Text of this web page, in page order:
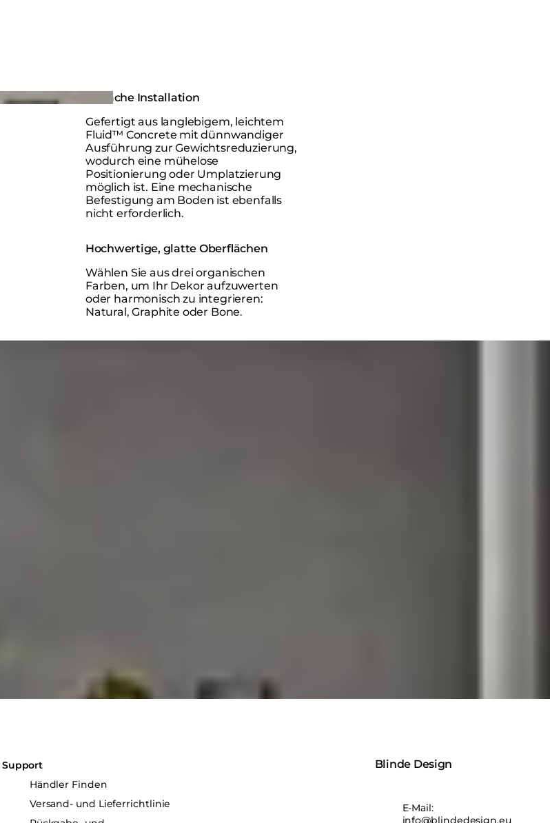
Einfache Installation
Gefertigt aus langlebigem, leichtem
Fluid™ Concrete mit dünnwandiger
Ausführung zur Gewichtsreduzierung,
wodurch eine mühelose
Positionierung oder Umplatzierung
möglich ist. Eine mechanische
Befestigung am Boden ist ebenfalls
nicht erforderlich.
Hochwertige, glatte Oberflächen
Wählen Sie aus drei organischen
Farben, um Ihr Dekor aufzuwerten
oder harmonisch zu integrieren:
Natural, Graphite oder Bone.
Support
Händler Finden
Versand- und Lieferrichtlinie
Blinde Design
E-Mail:
info@blindedesign.eu